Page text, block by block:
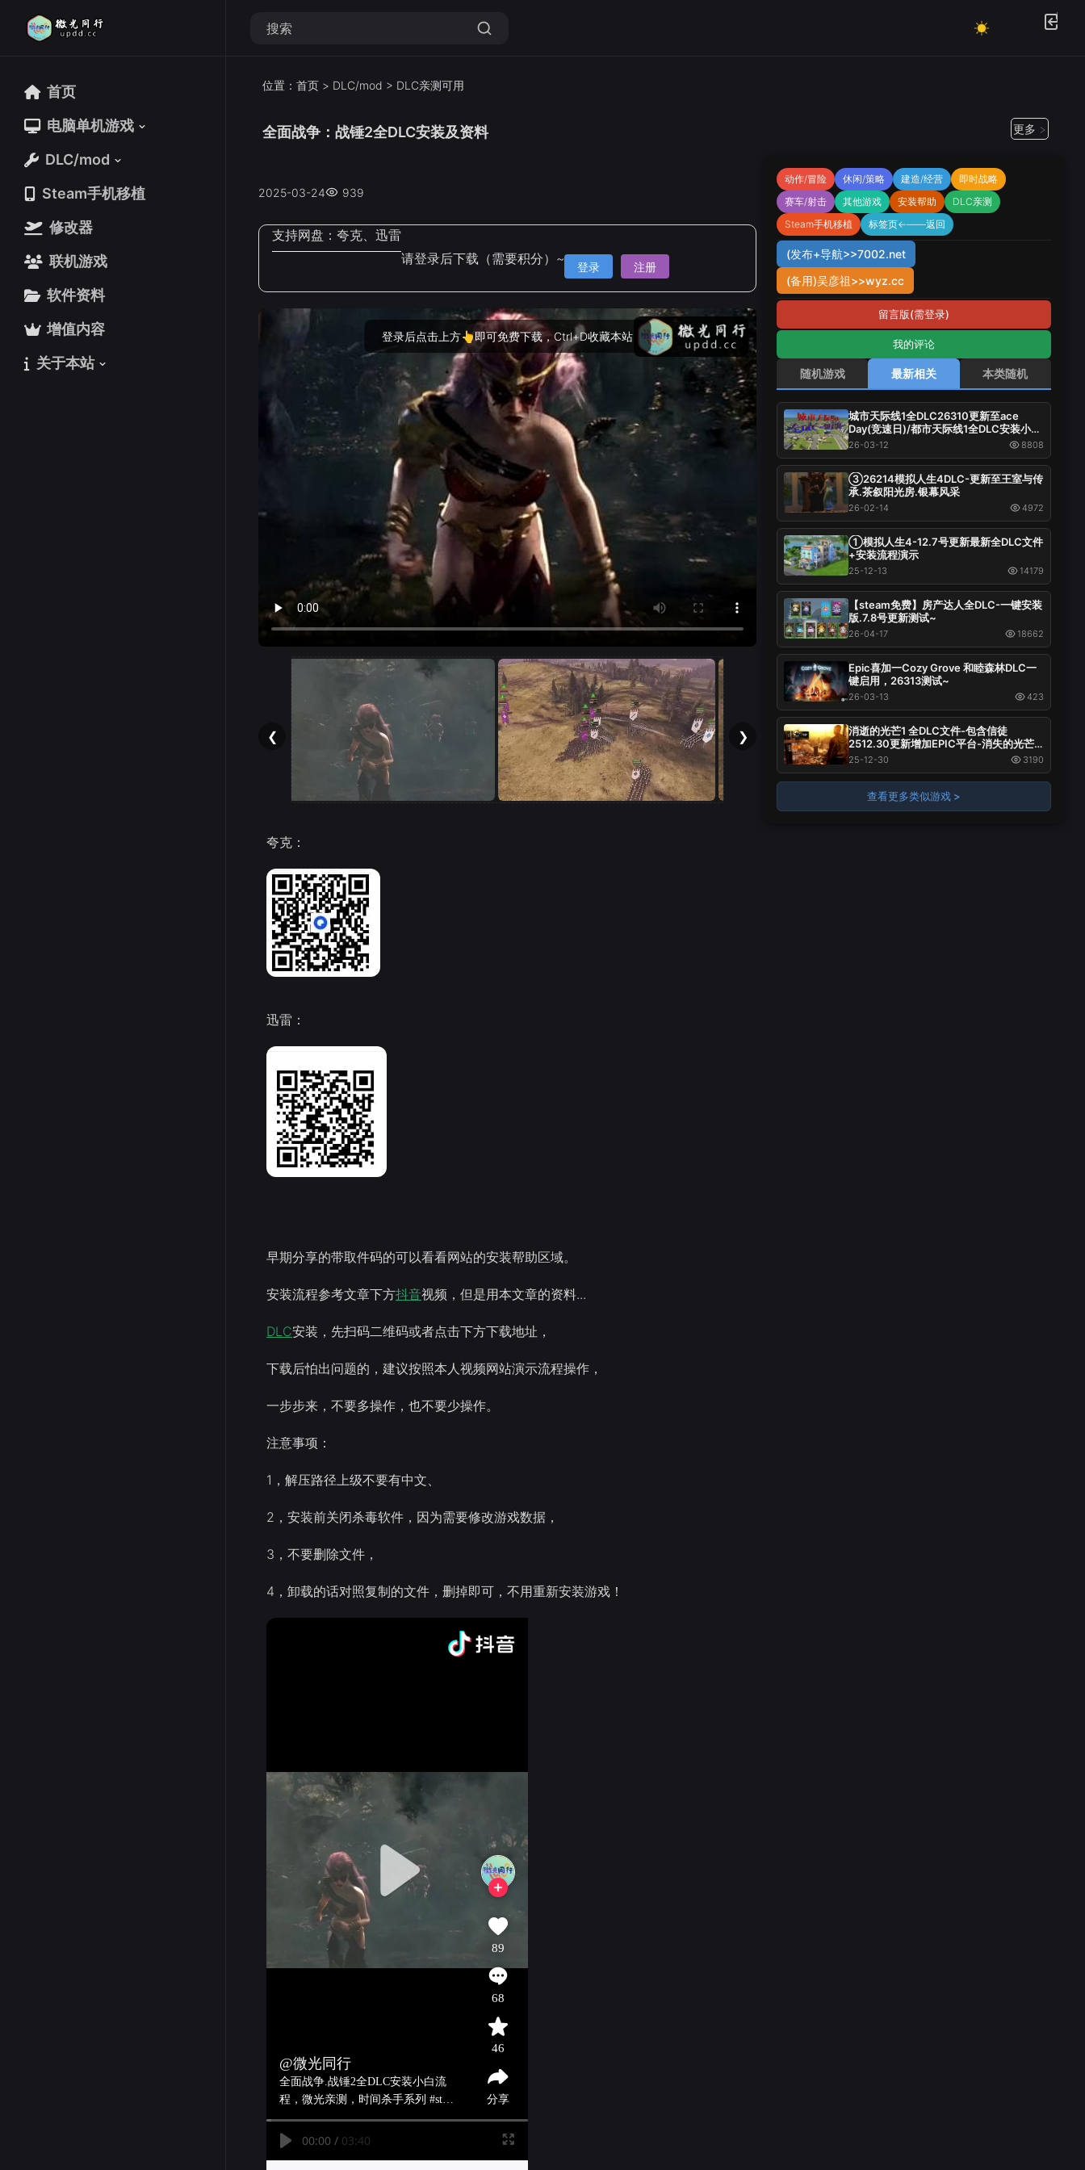
首页
电脑单机游戏
DLC/mod
Steam手机移植
修改器
联机游戏
软件资料
增值内容
关于本站
首页
电脑单机游戏
DLC/mod
Steam手机移植
修改器
联机游戏
软件资料
增值内容
关于本站
位置： 首页 > DLC/mod > DLC亲测可用
全面战争：战锤2全DLC安装及资料 更多 >
2025-03-24 939
支持网盘： 夸克、迅雷
请登录后下载（需要积分）~
登录 注册
登录后点击上方👆即可免费下载，Ctrl+D收藏本站
❮ ❯
夸克：
迅雷：
早期分享的带取件码的可以看看网站的安装帮助区域。
安装流程参考文章下方抖音视频，但是用本文章的资料...
DLC安装，先扫码二维码或者点击下方下载地址，
下载后怕出问题的，建议按照本人视频网站演示流程操作，
一步步来，不要多操作，也不要少操作。
注意事项：
1，解压路径上级不要有中文、
2，安装前关闭杀毒软件，因为需要修改游戏数据，
3，不要删除文件，
4，卸载的话对照复制的文件，删掉即可，不用重新安装游戏！
动作/冒险 休闲/策略 建造/经营
即时战略
赛车/射击
其他游戏 安装帮助
DLC亲测
Steam手机移植
标签页←——返回
(发布+导航>>7002.net
(备用)吴彦祖>>wyz.cc
留言版(需登录)
我的评论
随机游戏 最新相关 本类随机
城市天际线1全DLC26310更新至ace
Day(竞速日)/都市天际线1全DLC安装小白
流程及资料
26-03-12 8808
③26214模拟人生4DLC-更新至王室与传
承.茶叙阳光房.银幕风采
26-02-14 4972
①模拟人生4-12.7号更新最新全DLC文件
+安装流程演示
25-12-13 14179
【steam免费】房产达人全DLC-一键安装
版.7.8号更新测试~
26-04-17 18662
Epic喜加一Cozy Grove 和睦森林DLC一
键启用，26313测试~
26-03-13 423
消逝的光芒1 全DLC文件-包含信徒
2512.30更新增加EPIC平台-消失的光芒1
-安装及演示+
25-12-30 3190
查看更多类似游戏 >